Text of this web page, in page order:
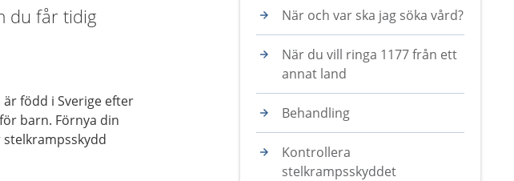
du får tidig
född i Sverige efter
för barn. Förnya din
När och var ska jag söka vård?
När du vill ringa 1177 från ett
annat land
Behandling
Kontrollera
stelkrampsskyddet